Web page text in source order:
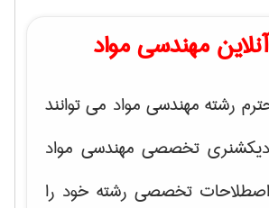
مهندسی مواد
رشته مهندسی مواد می توانند
دیکشنری تخصصی مهندسی مواد
اصطلاحات تخصصی رشته خود را